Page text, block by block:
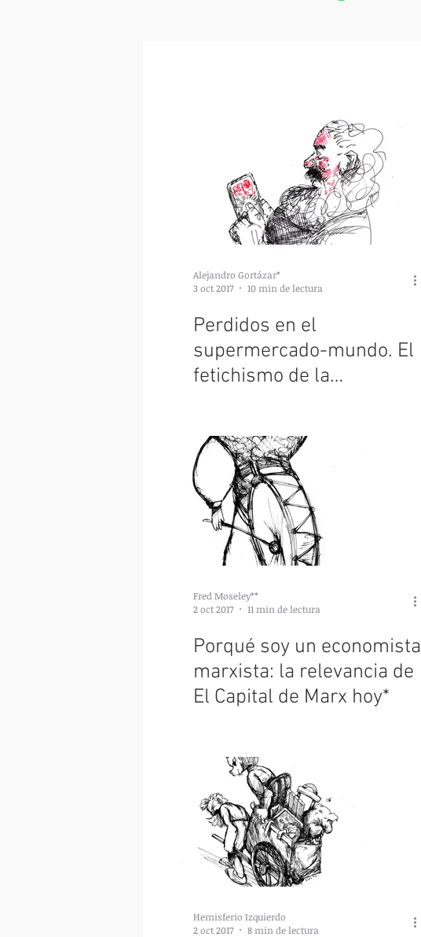
Alejandro Gortázar*
3 oct 2017
10 min de lectura
Perdidos en el
supermercado-mundo. El
fetichismo de la
Fred Moseley**
2 oct 2017
11 min de lectura
Porqué soy un economista
marxista: la relevancia de
El Capital de Marx hoy*
Hemisferio Izquierdo
2 oct 2017
8 min de lectura